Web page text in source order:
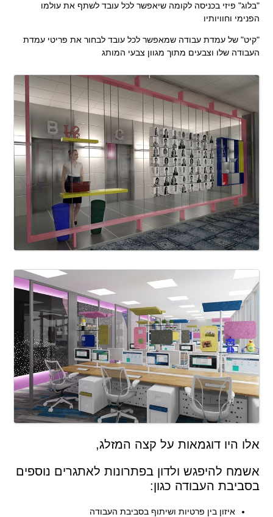
"בלוג" פיזי בכניסה לקומה שיאפשר לכל עובד לשתף את עולמו
הפנימי וחוויותיו
"קיט" של עמדת עבודה שמאפשר לכל עובד לבחור את פריטי עמדת
העבודה שלו וצבעים מתוך מגוון צבעי המותג
אלו היו דוגמאות על קצה המזלג,
אשמח להיפגש ולדון בפתרונות לאתגרים נוספים
בסביבת העבודה כגון:
איזון בין פרטיות ושיתוף בסביבת העבודה